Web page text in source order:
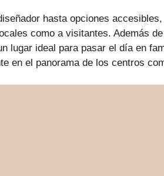
hasta opciones
como a visitantes. Además
lugar ideal para pasar el día en
en el panorama de los centros